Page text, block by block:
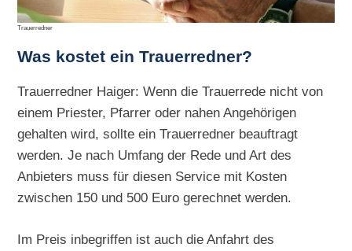
Trauerredner
Was kostet ein Trauerredner?
Trauerredner Haiger: Wenn die Trauerrede nicht von
einem Priester, Pfarrer oder nahen Angehörigen
gehalten wird, sollte ein Trauerredner beauftragt
werden. Je nach Umfang der Rede und Art des
Anbieters muss für diesen Service mit Kosten
zwischen 150 und 500 Euro gerechnet werden.
Im Preis inbegriffen ist auch die Anfahrt des